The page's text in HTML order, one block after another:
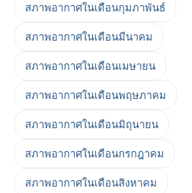
สภาพอากาศในเดือนกุมภาพันธ์
สภาพอากาศในเดือนมีนาคม
สภาพอากาศในเดือนเมษายน
สภาพอากาศในเดือนพฤษภาคม
สภาพอากาศในเดือนมิถุนายน
สภาพอากาศในเดือนกรกฎาคม
สภาพอากาศในเดือนสิงหาคม